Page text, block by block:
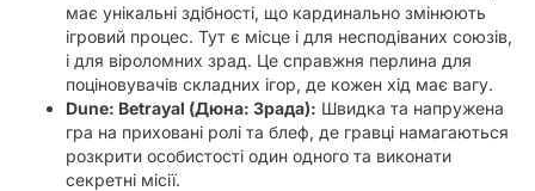
має унікальні здібності, що кардинально змінюють
ігровий процес. Тут є місце і для несподіваних союзів,
і для віроломних зрад. Це справжня перлина для
поціновувачів складних ігор, де кожен хід має вагу.
Dune: Betrayal (Дюна: Зрада): Швидка та напружена
гра на приховані ролі та блеф, де гравці намагаються
розкрити особистості один одного та виконати
секретні місії.